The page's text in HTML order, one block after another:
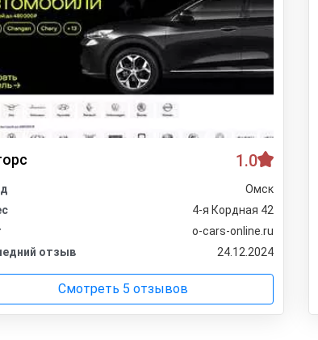
1.0
Омск
4-я Кордная 42
o-cars-online.ru
отзыв
24.12.2024
Смотреть 5 отзывов